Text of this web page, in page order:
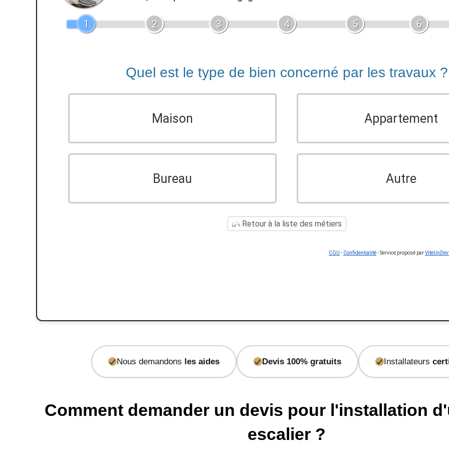
1 2 3 4 5 6
Quel est le type de bien concerné par les travaux ?
Maison Appartement
Bureau Autre
Retour à la liste des métiers
CGU - Confidentialité- Service proposé par
Nous demandons les aides Devis 100% gratuits Installateurs
Comment demander un devis pour l'installation
escalier ?